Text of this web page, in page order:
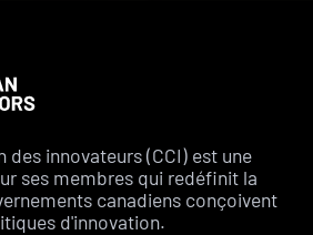
des innovateurs (CCI) est une
ses membres qui redéfinit la
canadiens conçoivent
d'innovation.